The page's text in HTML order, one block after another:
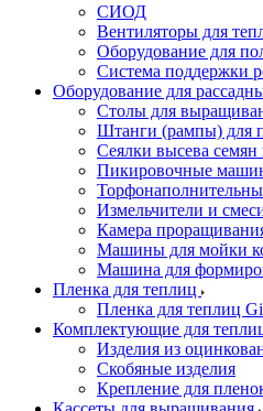
СИОД
Вентиляторы для
Оборудование для
Система поддержки
Оборудование для
Столы для
Штанги (рампы) для
Сеялки высева семян
Пикировочные
Измельчители и
Камера
Машины для мойки
Машина для
Пленка для теплиц
Пленка для теплиц
Комплектующие для
Изделия из
Скобяные изделия
Крепление для